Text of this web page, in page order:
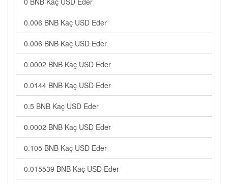
0.006 BNB Kaç USD Eder
0.006 BNB Kaç USD Eder
0.0002 BNB Kaç USD Eder
0.0144 BNB Kaç USD Eder
0.5 BNB Kaç USD Eder
0.0002 BNB Kaç USD Eder
0.105 BNB Kaç USD Eder
0.015539 BNB Kaç USD Eder